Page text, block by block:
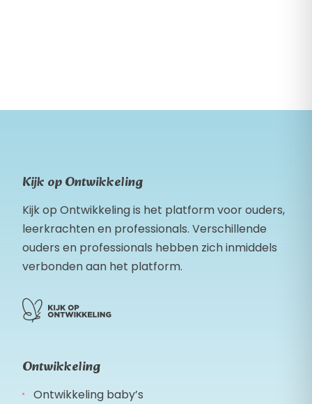
Kijk op Ontwikkeling
Kijk op Ontwikkeling is het platform voor ouders,
leerkrachten en professionals. Verschillende
ouders en professionals hebben zich inmiddels
verbonden aan het platform.
Ontwikkeling
Ontwikkeling baby’s